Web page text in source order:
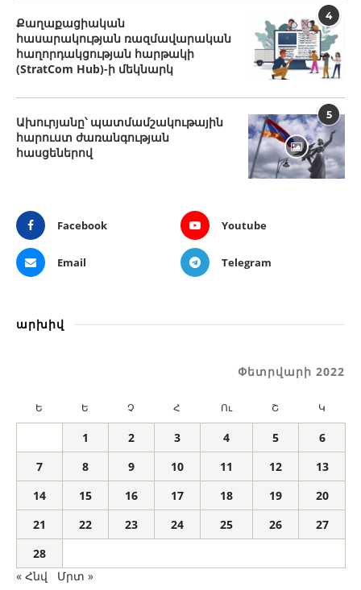
4
Քաղաքացիական
հասարակության ռազմավարական
հաղորդակցության հարթակի
(StratCom Hub)-ի մեկնարկ
5
Ախուրյանը՝ պատմամշակութային
հարուստ ժառանգության
հասցեներով
Facebook Youtube
Email Telegram
արխիվ
Փետրվարի 2022
Ե Ե Չ Հ Ու Շ Կ
1 2 3 4 5
6
7
8 9 10 11 12
13
14
15 16 17 18 19
20
21
22 23 24 25 26
27
28
« Հնվ
Մրտ »